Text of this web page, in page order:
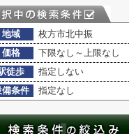
地域
枚方市北中振
価格
下限なし～上限なし
徒歩
指定しない
備条件
指定なし